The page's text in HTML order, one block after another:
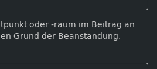
oder -raum im Beitrag an
Grund der Beanstandung.